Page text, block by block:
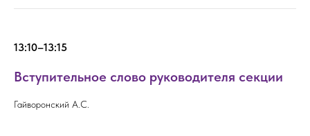
13:10–13:15
Вступительное слово руководителя секции
Гайворонский А.С.